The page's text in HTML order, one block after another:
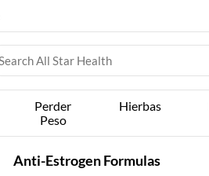
Perder
Peso
Hierbas
Anti-Estrogen Formulas